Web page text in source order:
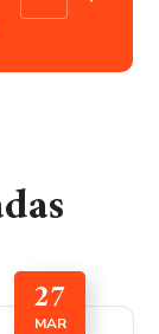
27
MAR